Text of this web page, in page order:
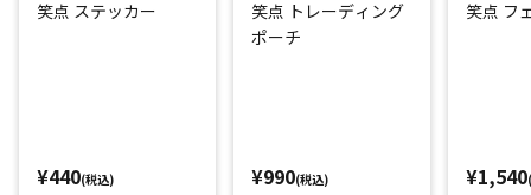
笑点 ステッカー
¥440(税込)
笑点 トレーディング
ポーチ
¥990(税込)
笑点 フ
¥1,540